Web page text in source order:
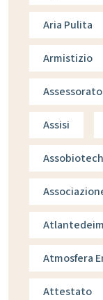
Aria Pulita
Armistizio
Assisi
Assobiotech
Atmosfera
Attestato